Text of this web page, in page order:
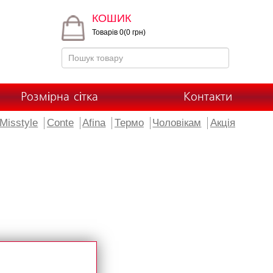
КОШИК
Товарів 0(0 грн)
Розмірна сітка Контакти
Misstyle Conte Afina Термо Чоловікам Акція